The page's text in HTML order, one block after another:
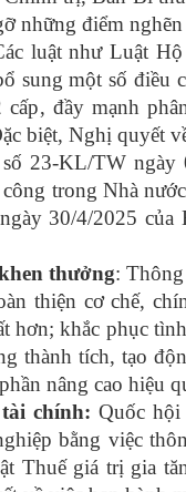
những điểm nghẽn
luật như Luật
sung một số điều
cấp, đầy mạnh
biệt, Nghị quyết
23-KL/TW
trong Nhà
30/4/2025
thưởng:
thiện cơ chế,
hơn; khắc phục
thành tích, tạo
nâng cao hiệu
chính: Quốc hội
bằng việc
Thuế giá trị gia